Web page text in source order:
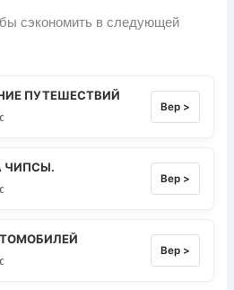
сэкономить в следующей
ПУТЕШЕСТВИЙ
Вер >
ЧИПСЫ.
Вер >
Вер >